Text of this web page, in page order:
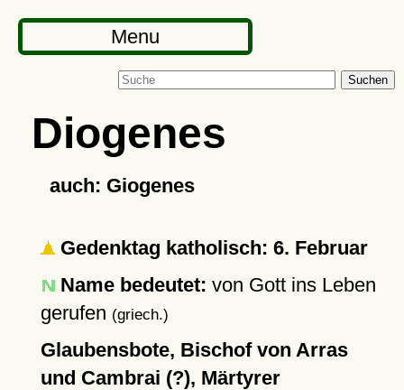
Menu
Suchen
Diogenes
auch: Giogenes
Gedenktag katholisch: 6. Februar
Name bedeutet: von Gott ins Leben
gerufen (griech.)
Glaubensbote, Bischof von Arras
und Cambrai (?), Märtyrer